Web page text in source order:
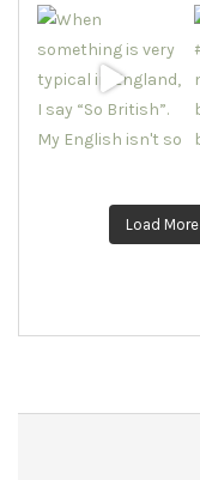
Load More